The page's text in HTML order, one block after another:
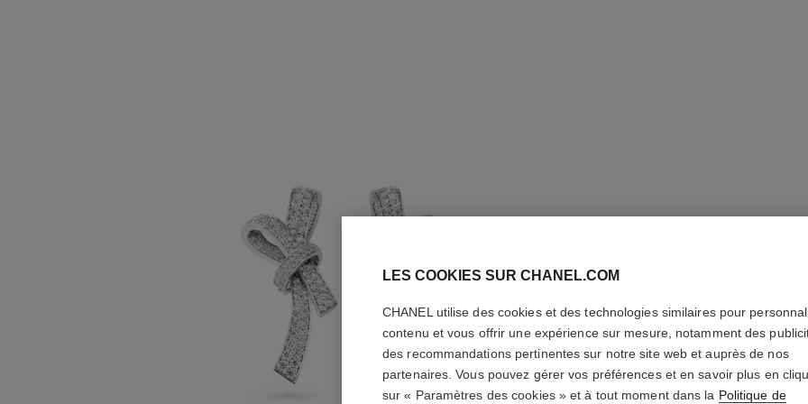
RUBAN
LES COOKIES SUR CHANEL.COM
CHANEL utilise des cookies et des technologies similaires pour
contenu et vous offrir une expérience sur mesure, notamment des
des recommandations pertinentes sur notre site web et auprès de nos
partenaires. Vous pouvez gérer vos préférences et en savoir plus en
sur « Paramètres des cookies » et à tout moment dans la Politique de